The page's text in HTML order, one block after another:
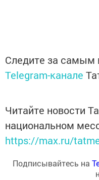
Следите за
Telegram-канале
Читайте новости
национальном
https://max.ru/
Подписывайтесь на